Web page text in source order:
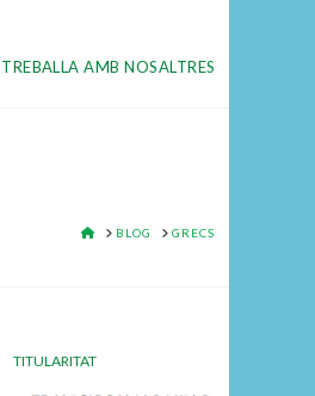
TREBALLA AMB NOSALTRES
HOME
BLOG GRECS
TITULARITAT